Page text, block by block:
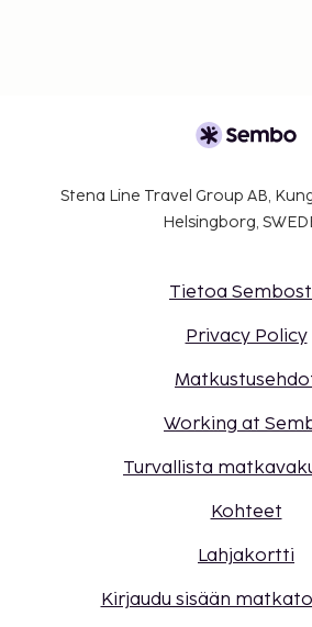
Stena Line Travel Group AB,
Helsingborg,
Tietoa
Privacy Policy
Working at
Turvallista
Kohteet
Lahjakortti
Kirjaudu sisään